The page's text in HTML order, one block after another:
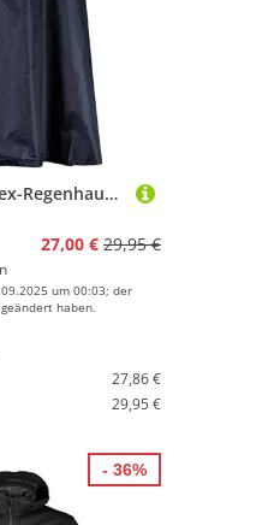
CMP - Feste Unisex-Regenhaube, Schwarz Blau, M
27,00 € 29,95 €
um 00:03; der
haben.
27,86 €
29,95 €
- 36%